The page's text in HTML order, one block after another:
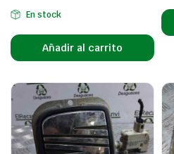
En stock
Añadir al carrito